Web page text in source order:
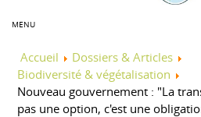
MENU
Accueil
Dossiers & Articles
Biodiversité & végétalisation
Nouveau gouvernement : "La
pas une option, c'est une